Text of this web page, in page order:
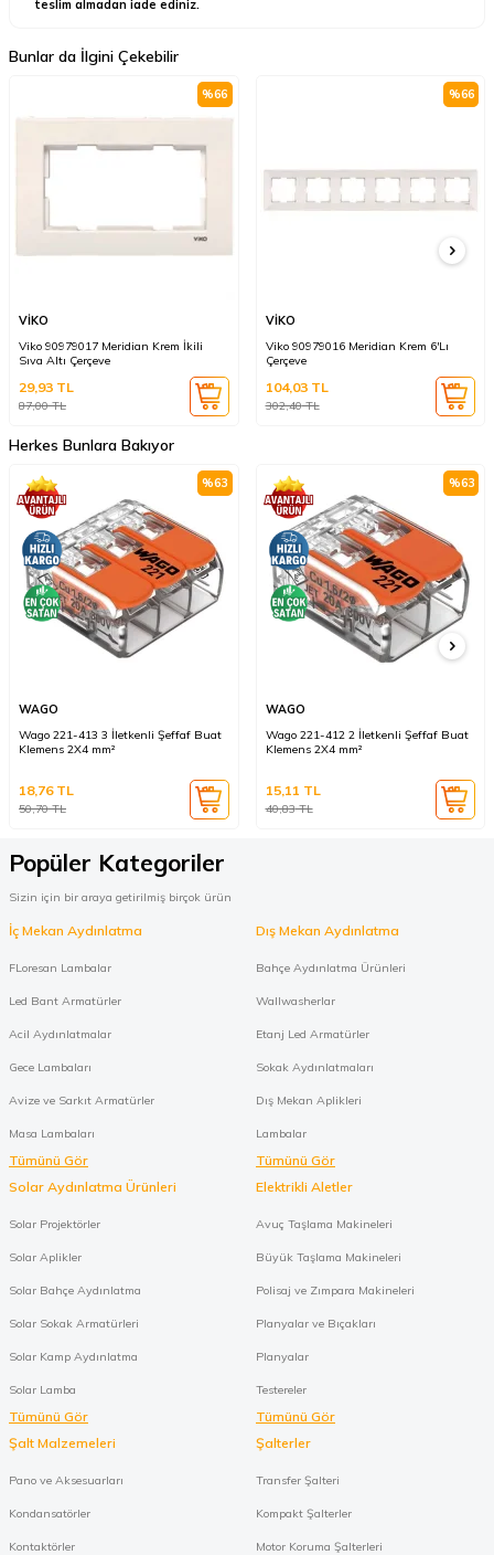
teslim almadan iade ediniz.
Bunlar da İlgini Çekebilir
%66
VİKO
Viko 90979017 Meridian Krem İkili
Sıva Altı Çerçeve
87,00TL
29,93 TL
%66
VİKO
Viko 90979016 Meridian Krem 6'Lı
Çerçeve
302,40TL
104,03TL
Herkes Bunlara Bakıyor
%63
WAGO
Wago 221-413 3 İletkenli Şeffaf Buat
Klemens 2X4 mm²
50,70TL
18,76TL
%63
WAGO
Wago 221-412 2 İletkenli Şeffaf Buat
Klemens 2X4 mm²
40,83TL
15,11 TL
Popüler Kategoriler
Sizin için bir araya getirilmiş birçok ürün
İç Mekan Aydınlatma
FLoresan Lambalar
Led Bant Armatürler
Acil Aydınlatmalar
Gece Lambaları
Avize ve Sarkıt Armatürler
Masa Lambaları
Tümünü Gör
Dış Mekan Aydınlatma
Bahçe Aydınlatma Ürünleri
Wallwasherlar
Etanj Led Armatürler
Sokak Aydınlatmaları
Dış Mekan Aplikleri
Lambalar
Tümünü Gör
Solar Aydınlatma Ürünleri
Solar Projektörler
Solar Aplikler
Solar Bahçe Aydınlatma
Solar Sokak Armatürleri
Solar Kamp Aydınlatma
Solar Lamba
Tümünü Gör
Elektrikli Aletler
Avuç Taşlama Makineleri
Büyük Taşlama Makineleri
Polisaj ve Zımpara Makineleri
Planyalar ve Bıçakları
Planyalar
Testereler
Tümünü Gör
Şalt Malzemeleri
Pano ve Aksesuarları
Kondansatörler
Kontaktörler
Şalterler
Transfer Şalteri
Kompakt Şalterler
Motor Koruma Şalterleri